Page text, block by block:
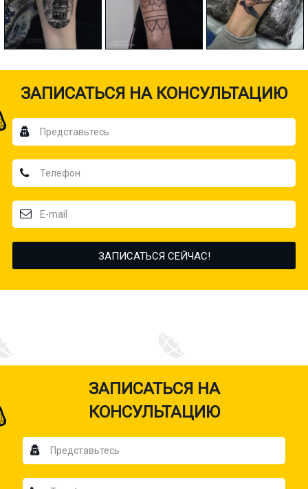
ЗАПИСАТЬСЯ НА КОНСУЛЬТАЦИЮ
ЗАПИСАТЬСЯ НА
КОНСУЛЬТАЦИЮ